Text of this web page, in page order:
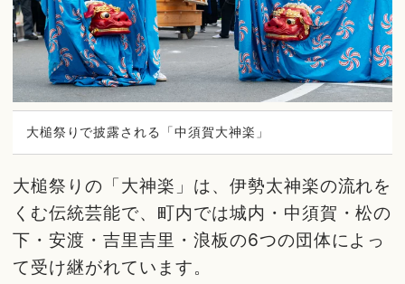
大槌祭りで披露される「中須賀大神楽」
大槌祭りの「大神楽」は、伊勢太神楽の流れを
くむ伝統芸能で、町内では城内・中須賀・松の
下・安渡・吉里吉里・浪板の6つの団体によっ
て受け継がれています。